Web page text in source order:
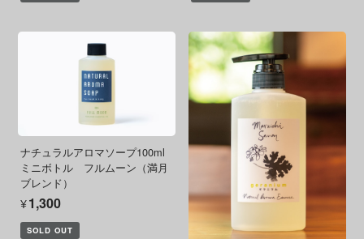
ナチュラルアロマソープ100ml
ミニボトル フルムーン（満月
ブレンド）
¥1,300
SOLD OUT